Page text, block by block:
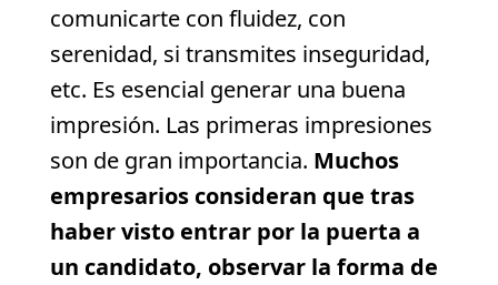
comunicarte con fluidez, con
serenidad, si transmites inseguridad,
etc. Es esencial generar una buena
impresión. Las primeras impresiones
son de gran importancia. Muchos
empresarios consideran que tras
haber visto entrar por la puerta a
un candidato, observar la forma de